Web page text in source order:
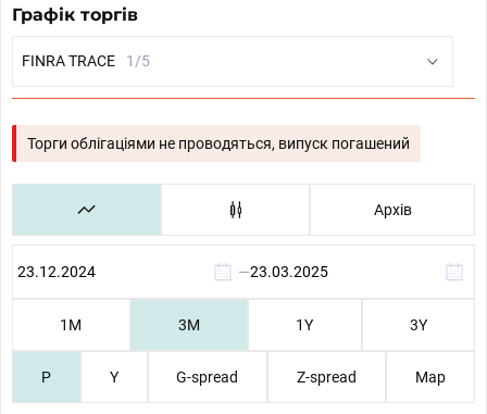
Графік торгів
FINRA TRACE 1/5
Торги облігаціями не проводяться, випуск погашений
Архів
—
1М 3М 1Y 3Y
P Y G-spread Z-spread Map